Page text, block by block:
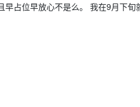
占位早放心不是么。 我在9月下旬